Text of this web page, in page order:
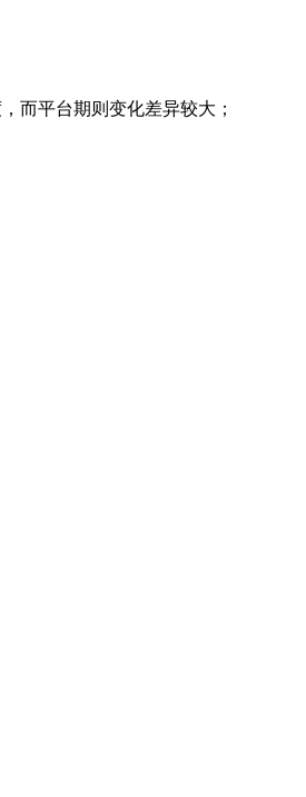
而平台期则变化差异较大；